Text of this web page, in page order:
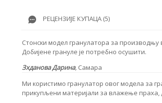
РЕЦЕНЗИЈЕ КУПАЦА (5)
Стонски модел гранулатора за
Добијене грануле је потребно осушити.
Зхданова Дарина, Самара
Ми користимо гранулатор овог модела за
прикупљени материјали за влажење праха,